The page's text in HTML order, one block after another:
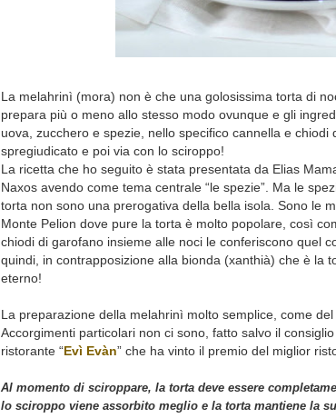
La melahrinì (mora) non è che una golosissima torta di
prepara più o meno allo stesso modo ovunque e gli
uova, zucchero e spezie, nello specifico cannella e
spregiudicato e poi via con lo sciroppo!
La ricetta che ho seguito è stata presentata da Elias
Naxos avendo come tema centrale “le spezie”. Ma le
torta non sono una prerogativa della bella isola. Sono le
Monte Pelion dove pure la torta è molto popolare, così
chiodi di garofano insieme alle noci le conferiscono quel
quindi, in contrapposizione alla bionda (xanthià) che è la
eterno!
La preparazione della melahrinì molto semplice, come
Accorgimenti particolari non ci sono, fatto salvo il
ristorante “ Evì Evàn” che ha vinto il premio del miglior
Al momento di sciroppare, la torta deve essere
lo sciroppo viene assorbito meglio e la torta mantiene la